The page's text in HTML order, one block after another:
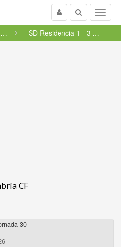
Menu
Buscar
Usuario
CADETE PREFERENTE FUTGAL - GRU... SD Residencia 1 - 3 Dumbría CF
CF
30